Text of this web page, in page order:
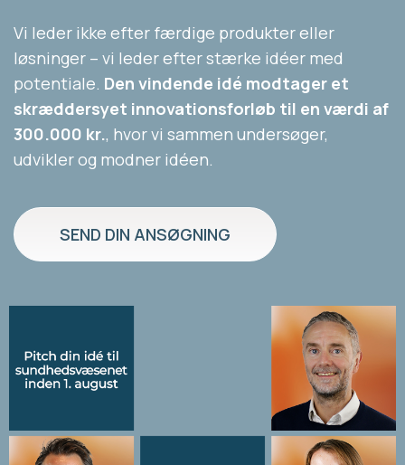
Vi leder ikke efter færdige produkter eller
løsninger – vi leder efter stærke idéer med
potentiale. Den vindende idé modtager et
skræddersyet innovationsforløb til en værdi af
300.000 kr., hvor vi sammen undersøger,
udvikler og modner idéen.
SEND DIN ANSØGNING